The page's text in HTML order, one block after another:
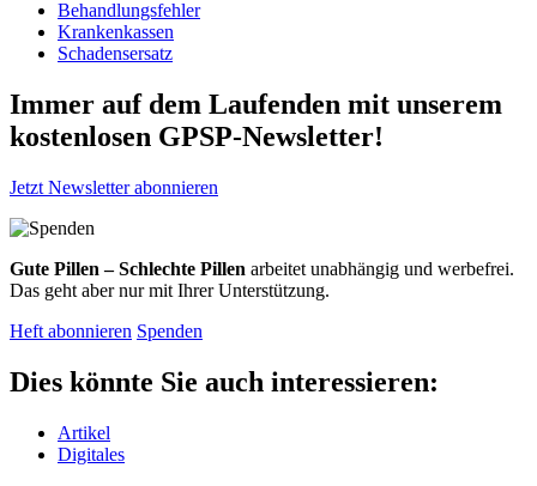
Behandlungsfehler
Krankenkassen
Schadensersatz
Immer auf dem Laufenden mit unserem
kostenlosen GPSP-Newsletter!
Jetzt Newsletter abonnieren
Gute Pillen – Schlechte Pillen arbeitet unabhängig und werbefrei.
Das geht aber nur mit Ihrer Unterstützung.
Heft abonnieren Spenden
Dies könnte Sie auch interessieren:
Artikel
Digitales